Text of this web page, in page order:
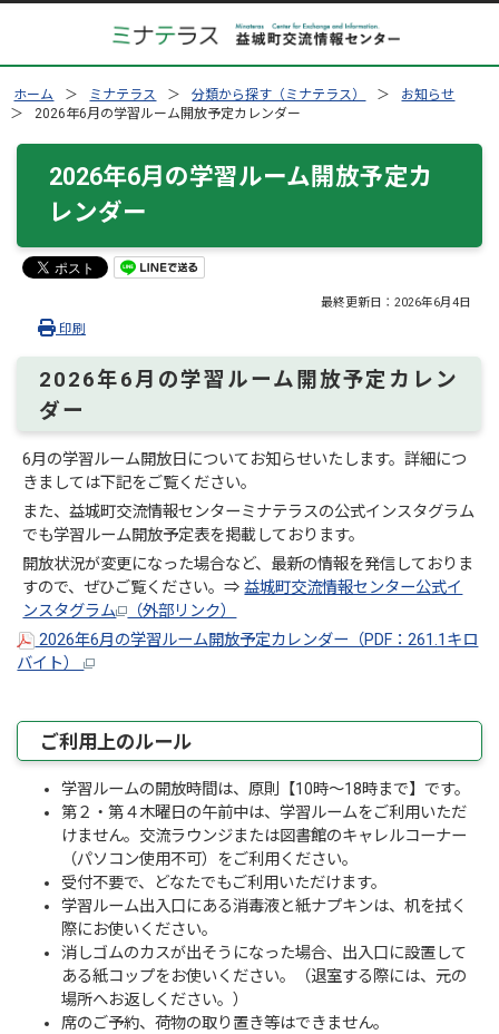
ホーム ミナテラス 分類から探す（ミナテラス）
お知らせ
2026年6月の学習ルーム開放予定カレンダー
2026年6月の学習ルーム開放予定カ
レンダー
最終更新日： 2026年6月4日
印刷
2026年6月の学習ルーム開放予定カレン
ダー
6月の学習ルーム開放日についてお知らせいたします。詳細につ
きましては下記をご覧ください。
また、益城町交流情報センターミナテラスの公式インスタグラム
でも学習ルーム開放予定表を掲載しております。
開放状況が変更になった場合など、最新の情報を発信しておりま
すので、ぜひご覧ください。⇒益城町交流情報センター公式イ
ンスタグラム
（外部リンク）
2026年6月の学習ルーム開放予定カレンダー（PDF：261.1キロ
バイト）
ご利用上のルール
学習ルームの開放時間は、原則【10時～18時まで】です。
第２・第４木曜日の午前中は、学習ルームをご利用いただ
けません。交流ラウンジまたは図書館のキャレルコーナー
（パソコン使用不可）をご利用ください。
受付不要で、どなたでもご利用いただけます。
学習ルーム出入口にある消毒液と紙ナプキンは、机を拭く
際にお使いください。
消しゴムのカスが出そうになった場合、出入口に設置して
ある紙コップをお使いください。（退室する際には、元の
場所へお返しください。）
席のご予約、荷物の取り置き等はできません。